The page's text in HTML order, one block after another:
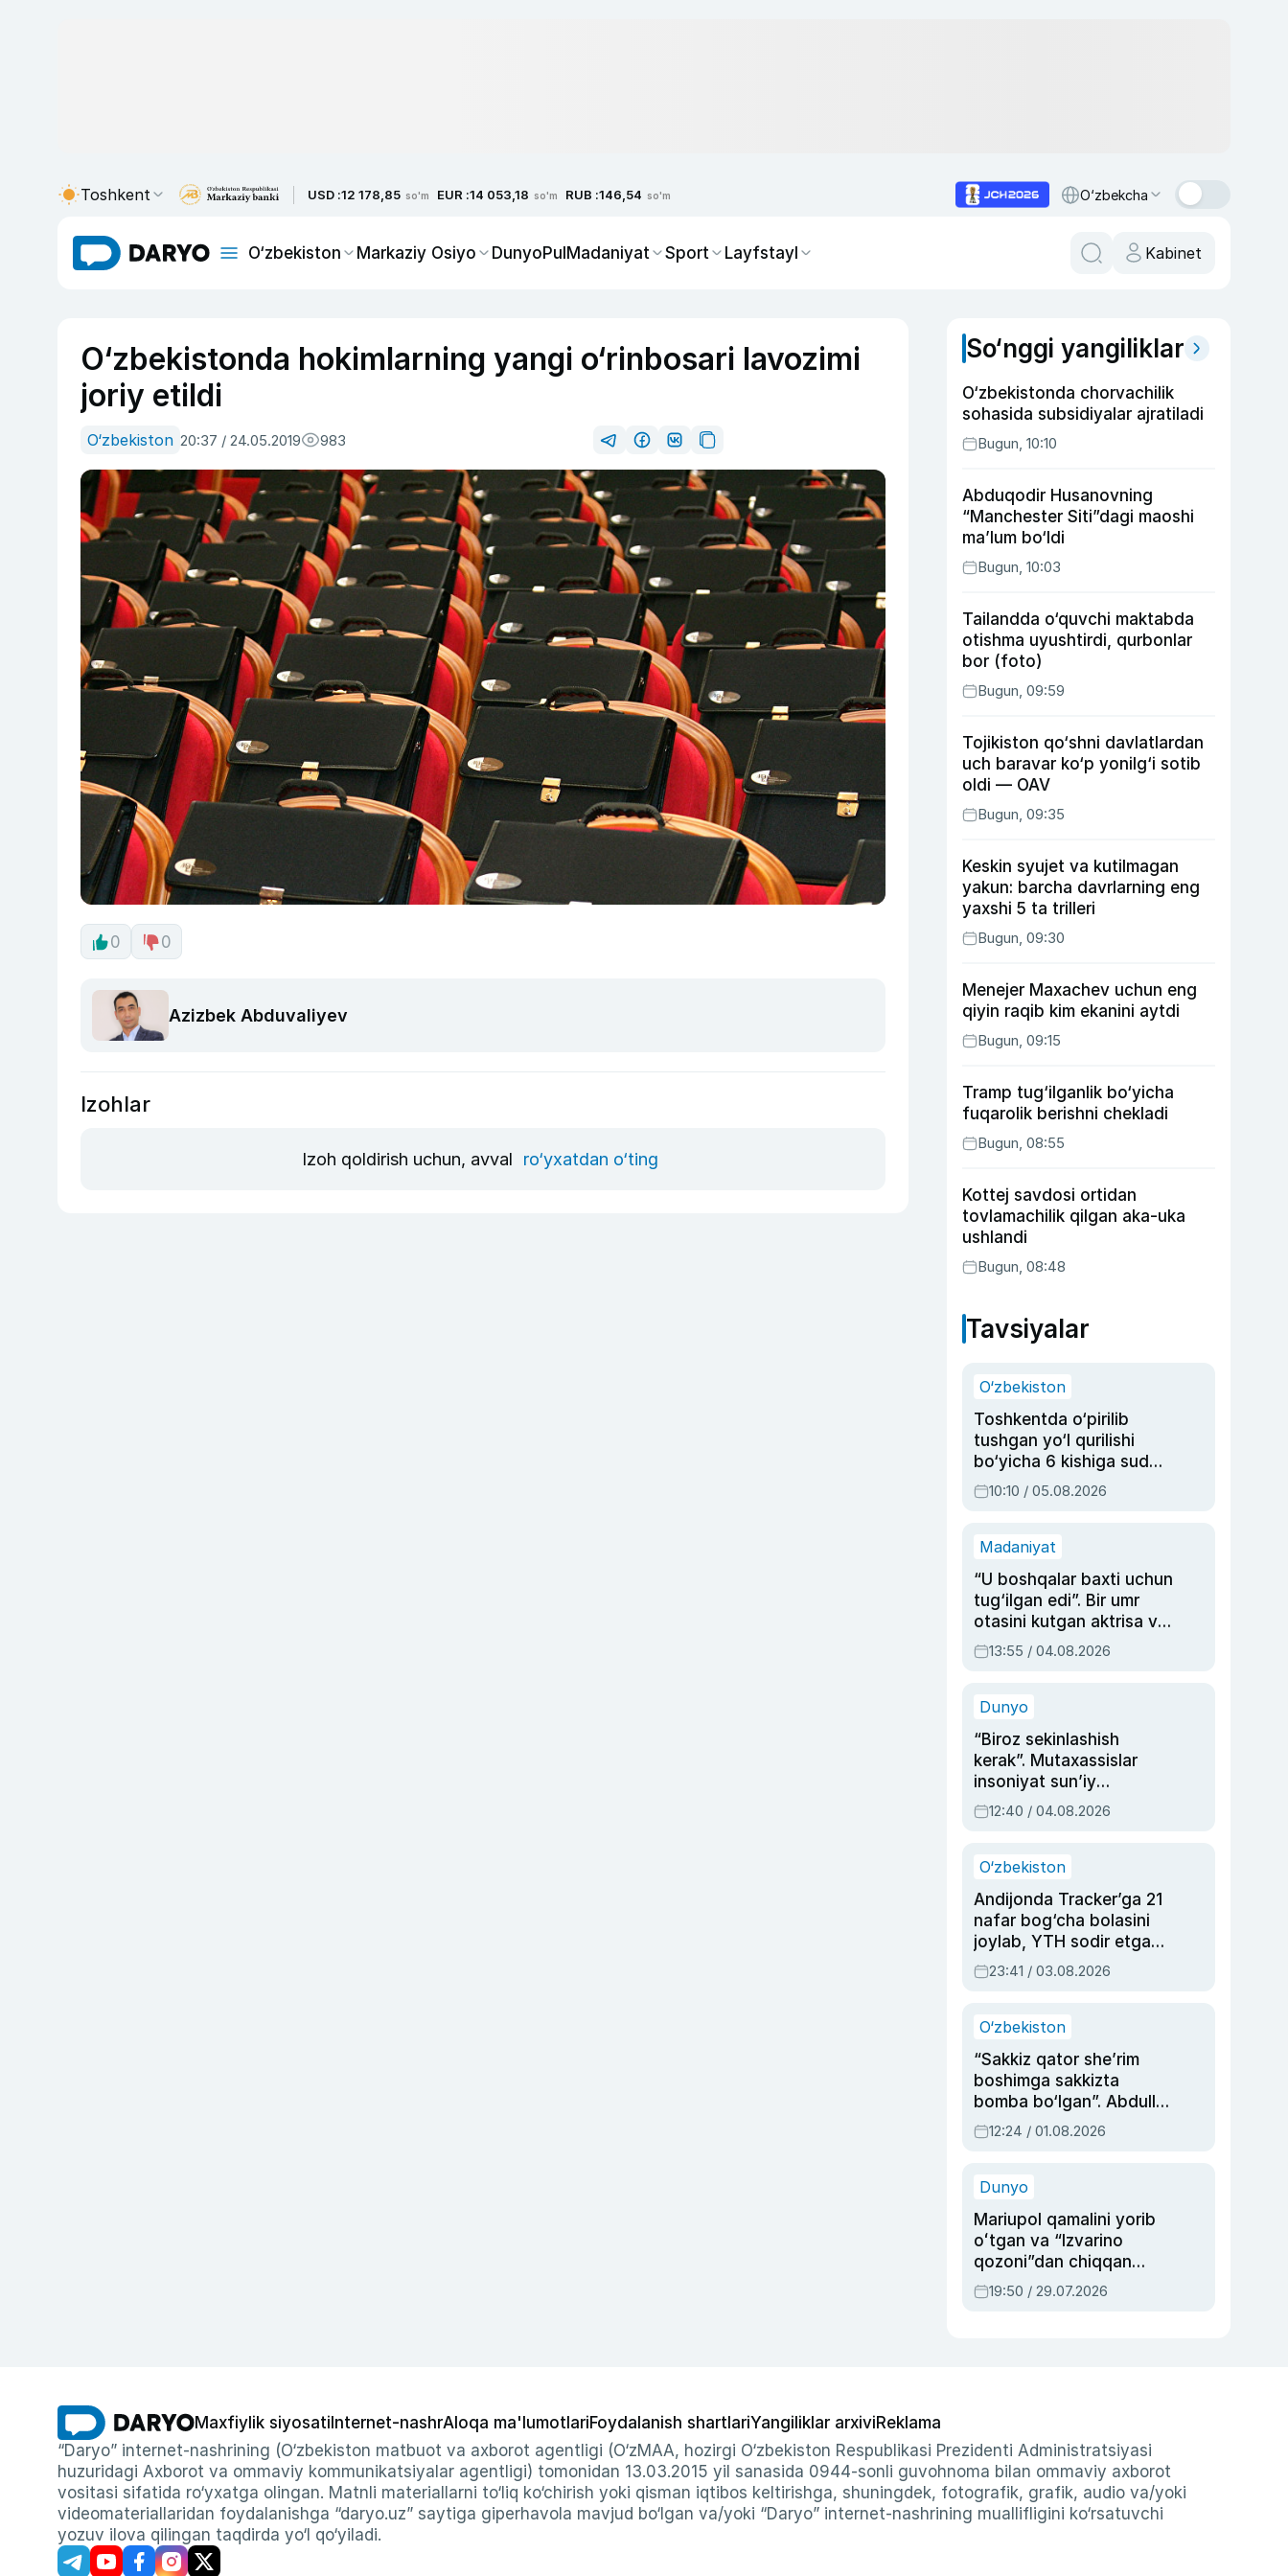
Toshkent USD :12 178,85 so'm EUR :14 053,18 so'm RUB :146,54 so'm O‘zbekcha
O‘zbekiston Markaziy Osiyo DunyoPulMadaniyat Sport Layfstayl Kabinet
O‘zbekistonda hokimlarning yangi o‘rinbosari lavozimi
joriy etildi
O‘zbekiston 20:37 / 24.05.2019 983
0 0
Azizbek Abduvaliyev
Izohlar
Izoh qoldirish uchun, avval ro‘yxatdan o‘ting
So‘nggi yangiliklar
O‘zbekistonda chorvachilik
sohasida subsidiyalar ajratiladi
Bugun, 10:10
Abduqodir Husanovning
“Manchester Siti”dagi maoshi
ma’lum bo‘ldi
Bugun, 10:03
Tailandda o‘quvchi maktabda
otishma uyushtirdi, qurbonlar
bor (foto)
Bugun, 09:59
Tojikiston qo‘shni davlatlardan
uch baravar ko‘p yonilg‘i sotib
oldi — OAV
Bugun, 09:35
Keskin syujet va kutilmagan
yakun: barcha davrlarning eng
yaxshi 5 ta trilleri
Bugun, 09:30
Menejer Maxachev uchun eng
qiyin raqib kim ekanini aytdi
Bugun, 09:15
Tramp tug‘ilganlik bo‘yicha
fuqarolik berishni chekladi
Bugun, 08:55
Kottej savdosi ortidan
tovlamachilik qilgan aka-uka
ushlandi
Bugun, 08:48
Tavsiyalar
O‘zbekiston
Toshkentda o‘pirilib
tushgan yo‘l qurilishi
bo‘yicha 6 kishiga sud
hukmi o‘qildi
10:10 / 05.08.2026
Madaniyat
“U boshqalar baxti uchun
tug‘ilgan edi”. Bir umr
otasini kutgan aktrisa va
dublyaj ustasi Rimma
Ahmedovaning
13:55 / 04.08.2026
Dunyo
“Biroz sekinlashish
kerak”. Mutaxassislar
insoniyat sun’iy
intellektni boshqara
olmay qolishidan xavotir
12:40 / 04.08.2026
O‘zbekiston
Andijonda Tracker’ga 21
nafar bog‘cha bolasini
joylab, YTH sodir etgan
ayolga sud hukmi o‘qildi
23:41 / 03.08.2026
O‘zbekiston
“Sakkiz qator she’rim
boshimga sakkizta
bomba bo‘lgan”. Abdulla
Oripovni siyosiy
ayblovlardan asrab
12:24 / 01.08.2026
Dunyo
Mariupol qamalini yorib
oʻtgan va “Izvarino
qozoni”dan chiqqan
qahramon — Ukraina
armiyasi bosh
19:50 / 29.07.2026
Maxfiylik siyosati Internet-nashrAloqa ma'lumotlariFoydalanish shartlariYangiliklar arxiviReklama
“Daryo” internet-nashrining (O‘zbekiston matbuot va axborot agentligi (O‘zMAA, hozirgi O‘zbekiston Respublikasi Prezidenti Administratsiyasi
huzuridagi Axborot va ommaviy kommunikatsiyalar agentligi) tomonidan 13.03.2015 yil sanasida 0944-sonli guvohnoma bilan ommaviy axborot
vositasi sifatida ro‘yxatga olingan. Matnli materiallarni to‘liq ko‘chirish yoki qisman iqtibos keltirishga, shuningdek, fotografik, grafik, audio va/yoki
videomateriallaridan foydalanishga “daryo.uz” saytiga giperhavola mavjud bo‘lgan va/yoki “Daryo” internet-nashrining muallifligini ko‘rsatuvchi
yozuv ilova qilingan taqdirda yo‘l qo‘yiladi.